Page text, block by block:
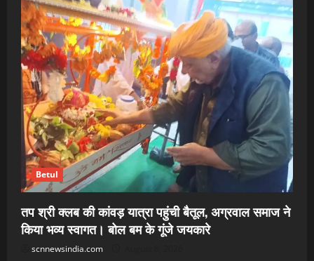
Betul
तप श्री क्लब की कांवड़ यात्रा पहुंची बैतूल, अग्रवाल समाज ने
किया भव्य स्वागत। बोल बम के गूंजे जयकारे
scnnewsindia.com